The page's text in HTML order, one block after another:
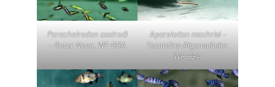
Paracheirodon axelrodi
– Roter Neon, WF-BRA
Apareiodon machrisi –
Tocantins-Algensalmler,
WF-BRA